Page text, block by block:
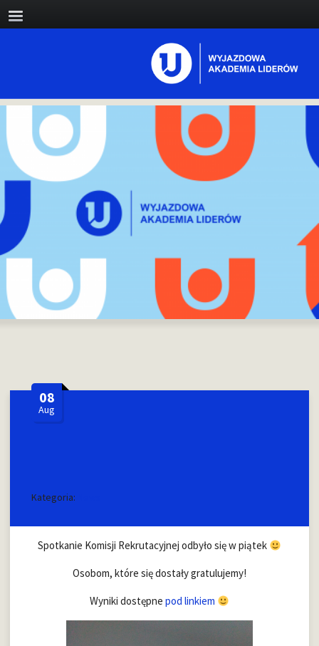
08
Aug
Kategoria:
Spotkanie Komisji Rekrutacyjnej odbyło się w piątek
Osobom, które się dostały gratulujemy!
Wyniki dostępne pod linkiem